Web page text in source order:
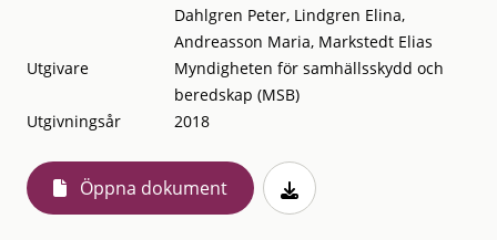
Dahlgren Peter, Lindgren Elina,
Andreasson Maria, Markstedt Elias
Utgivare
Myndigheten för samhällsskydd och
beredskap (MSB)
Utgivningsår
2018
Öppna dokument